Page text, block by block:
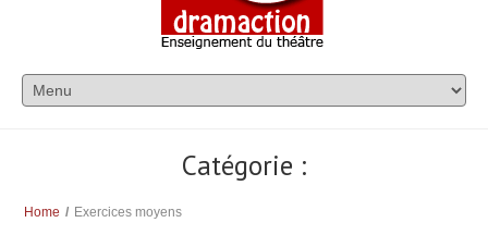
Catégorie :
Home / Exercices moyens